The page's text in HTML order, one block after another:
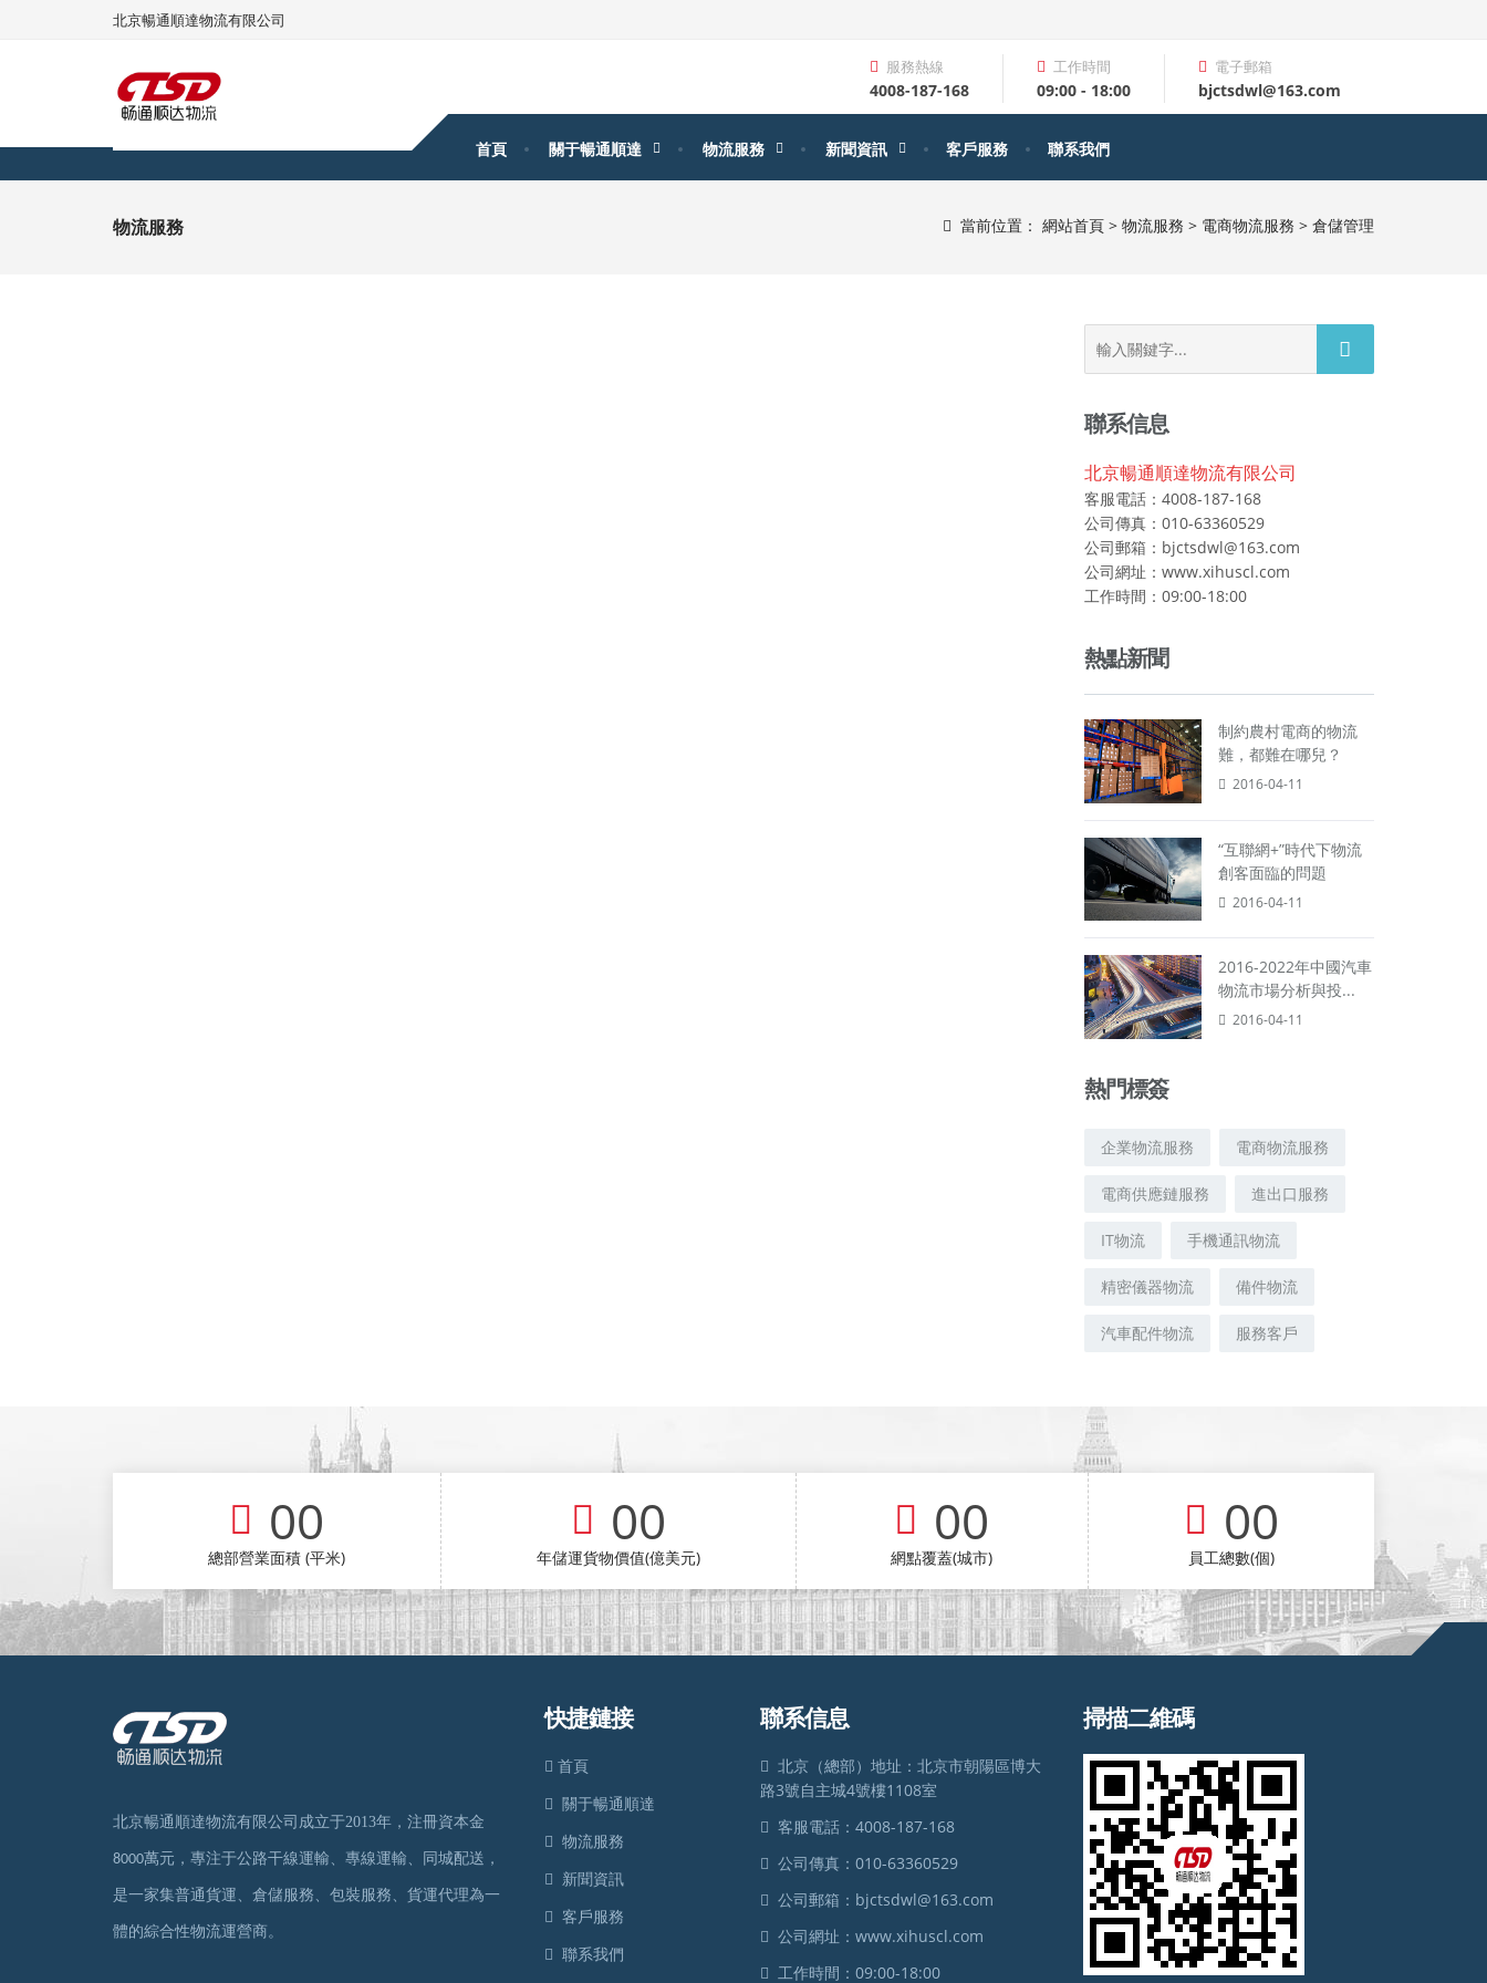
北京暢通順達物流有限公司
首頁 關于暢通順達 物流服務 新聞資訊 客戶服務 聯系我們
服務熱線
4008-187-168
工作時間
09:00 - 18:00
電子郵箱
bjctsdwl@163.com
物流服務 當前位置： 網站首頁 > 物流服務 > 電商物流服務 > 倉儲管理
for:
聯系信息
北京暢通順達物流有限公司
客服電話：4008-187-168
公司傳真：010-63360529
公司郵箱：bjctsdwl@163.com
公司網址：www.xihuscl.com
工作時間：09:00-18:00
熱點新聞
制約農村電商的物流
難，都難在哪兒？
2016-04-11
“互聯網+”時代下物流
創客面臨的問題
2016-04-11
2016-2022年中國汽車
物流市場分析與投...
2016-04-11
熱門標簽
企業物流服務 電商物流服務
電商供應鏈服務 進出口服務
IT物流 手機通訊物流
精密儀器物流 備件物流
汽車配件物流 服務客戶
00
總部營業面積 (平米)
00
年儲運貨物價值(億美元)
00
網點覆蓋(城市)
00
員工總數(個)
北京暢通順達物流有限公司成立于2013年，注冊資本金
8000萬元，專注于公路干線運輸、專線運輸、同城配送，
是一家集普通貨運、倉儲服務、包裝服務、貨運代理為一
體的綜合性物流運營商。
快捷鏈接
首頁
關于暢通順達
物流服務
新聞資訊
客戶服務
聯系我們
聯系信息
北京（總部）地址：北京市朝陽區博大
路3號自主城4號樓1108室
客服電話：4008-187-168
公司傳真：010-63360529
公司郵箱：bjctsdwl@163.com
公司網址：www.xihuscl.com
工作時間：09:00-18:00
掃描二維碼